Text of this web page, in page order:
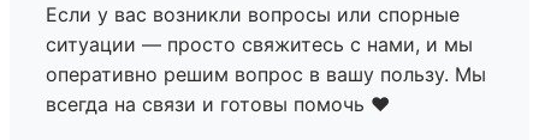
Если у вас возникли вопросы или спорные
ситуации — просто свяжитесь с нами, и мы
оперативно решим вопрос в вашу пользу. Мы
всегда на связи и готовы помочь ❤️